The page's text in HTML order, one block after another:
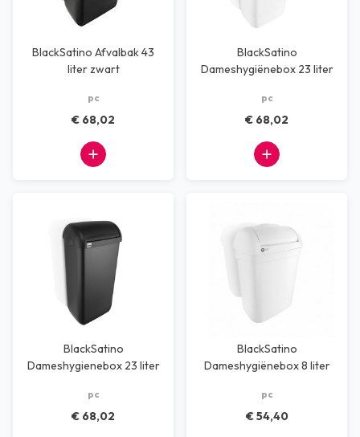
BlackSatino Afvalbak 43
liter zwart
pc
€ 68,02
BlackSatino
Dameshygiënebox 23 liter
pc
€ 68,02
BlackSatino
Dameshygienebox 23 liter
pc
€ 68,02
BlackSatino
Dameshygiënebox 8 liter
pc
€ 54,40